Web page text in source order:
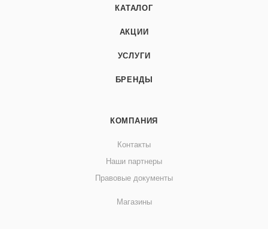
КАТАЛОГ
АКЦИИ
УСЛУГИ
БРЕНДЫ
КОМПАНИЯ
Контакты
Наши партнеры
Правовые документы
Магазины